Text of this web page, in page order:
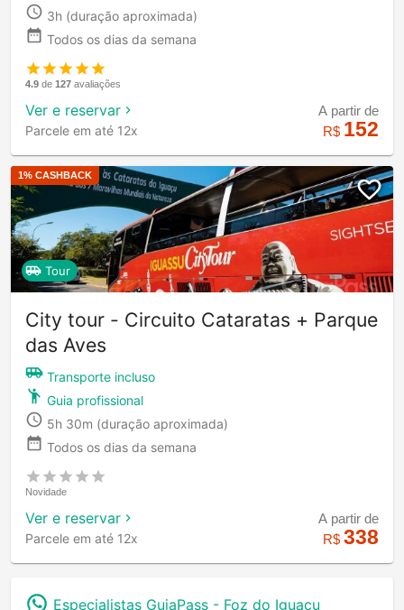
3h (duração aproximada)
Todos os dias da semana
4.9 de 127 avaliações
Ver e reservar
Parcele em até 12x
A partir de
R$ 152
1% CASHBACK
Tour
City tour - Circuito Cataratas + Parque
das Aves
Transporte incluso
Guia profissional
5h 30m (duração aproximada)
Todos os dias da semana
Novidade
Ver e reservar
Parcele em até 12x
A partir de
R$ 338
Especialistas GuiaPass - Foz do Iguaçu